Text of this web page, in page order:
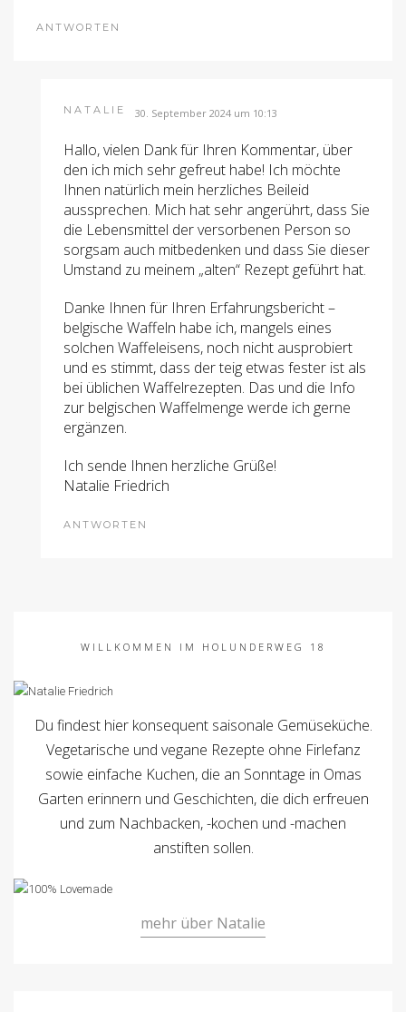
ANTWORTEN
NATALIE 30. September 2024 um 10:13
Hallo, vielen Dank für Ihren Kommentar, über
den ich mich sehr gefreut habe! Ich möchte
Ihnen natürlich mein herzliches Beileid
aussprechen. Mich hat sehr angerührt, dass Sie
die Lebensmittel der versorbenen Person so
sorgsam auch mitbedenken und dass Sie dieser
Umstand zu meinem „alten“ Rezept geführt hat.
Danke Ihnen für Ihren Erfahrungsbericht –
belgische Waffeln habe ich, mangels eines
solchen Waffeleisens, noch nicht ausprobiert
und es stimmt, dass der teig etwas fester ist als
bei üblichen Waffelrezepten. Das und die Info
zur belgischen Waffelmenge werde ich gerne
ergänzen.
Ich sende Ihnen herzliche Grüße!
Natalie Friedrich
ANTWORTEN
WILLKOMMEN IM HOLUNDERWEG 18
Du findest hier konsequent saisonale Gemüseküche.
Vegetarische und vegane Rezepte ohne Firlefanz
sowie einfache Kuchen, die an Sonntage in Omas
Garten erinnern und Geschichten, die dich erfreuen
und zum Nachbacken, -kochen und -machen
anstiften sollen.
mehr über Natalie